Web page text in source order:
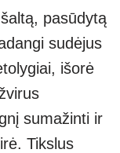
pasūdytą
sudėjus
išorė
sumažinti ir
Tikslus